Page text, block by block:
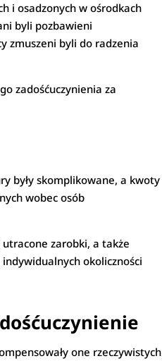
i osadzonych w ośrodkach
byli pozbawieni
zmuszeni byli do radzenia
zadośćuczynienia za
były skomplikowane, a kwoty
wobec osób
zarobki, a także
okoliczności
one rzeczywistych